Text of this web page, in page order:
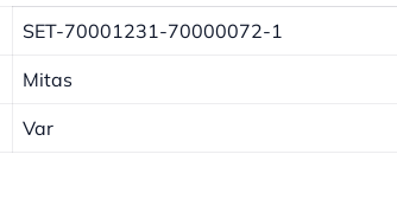
SET-70001231-70000072-1
Mitas
Var